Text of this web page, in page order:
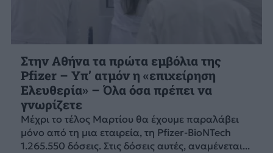
Στην Αθήνα τα πρώτα εμβόλια της
Pfizer – Υπ’ ατμόν η «επιχείρηση
Ελευθερία» – Όλα όσα πρέπει να
γνωρίζετε
Μέχρι το τέλος Μαρτίου θα έχουμε παραλάβει
μόνο από τη μια εταιρεία, τη Pfizer-BioNTech
1.265.550 δόσεις. Στις δόσεις αυτές, αναμένεται...